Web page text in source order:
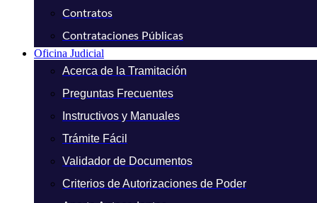
Contratos
Contrataciones Públicas
Oficina Judicial
Acerca de la Tramitación
Preguntas Frecuentes
Instructivos y Manuales
Trámite Fácil
Validador de Documentos
Criterios de Autorizaciones de Poder